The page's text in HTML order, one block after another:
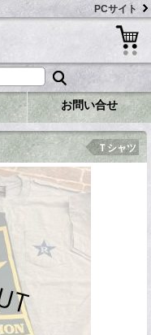
PCサイト
お問い合せ
Ｔシャツ